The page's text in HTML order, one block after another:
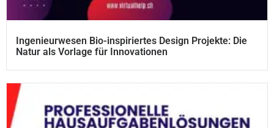
Ingenieurwesen Bio-inspiriertes Design Projekte: Die
Natur als Vorlage für Innovationen